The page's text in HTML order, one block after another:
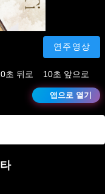
연주영상
초 뒤로 10초 앞으로
앱으로 열기